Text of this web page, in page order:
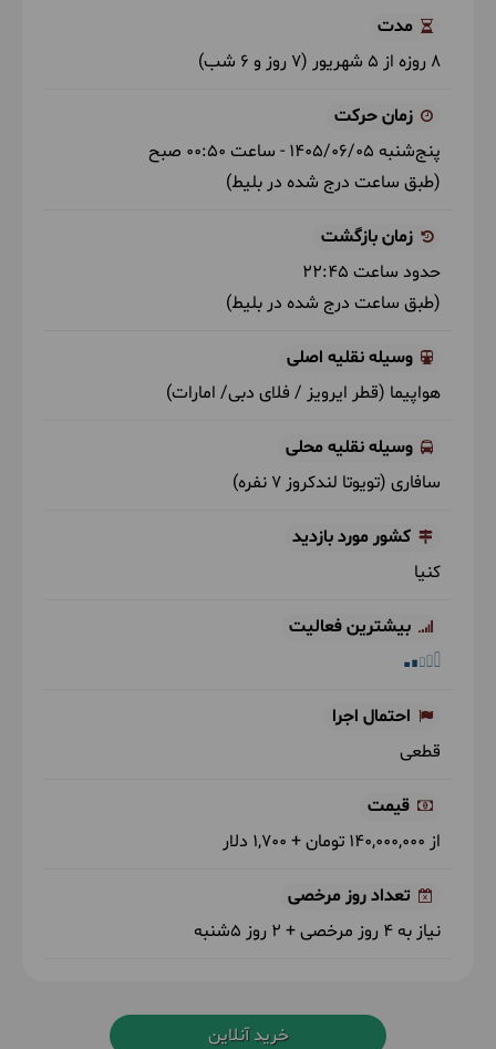
مدت
8 روزه از 5 شهریور (7 روز و 6 شب)
زمان حرکت
پنج‌شنبه 1405/06/05 - ساعت 00:50 صبح
(طبق ساعت درج شده در بلیط)
زمان بازگشت
حدود ساعت 22:45
(طبق ساعت درج شده در بلیط)
وسیله نقلیه اصلی
هواپیما (قطر ایرویز / فلای دبی/ امارات)
وسیله نقلیه محلی
سافاری (تویوتا لندکروز 7 نفره)
کشور‌ مورد بازدید
کنیا
بیشترین فعالیت
احتمال اجرا
قطعی
قیمت
از 140,000,000 تومان + 1,700 دلار
تعداد روز مرخصی
نیاز به 4 روز مرخصی + 2 روز 5شنبه
خرید آنلاین